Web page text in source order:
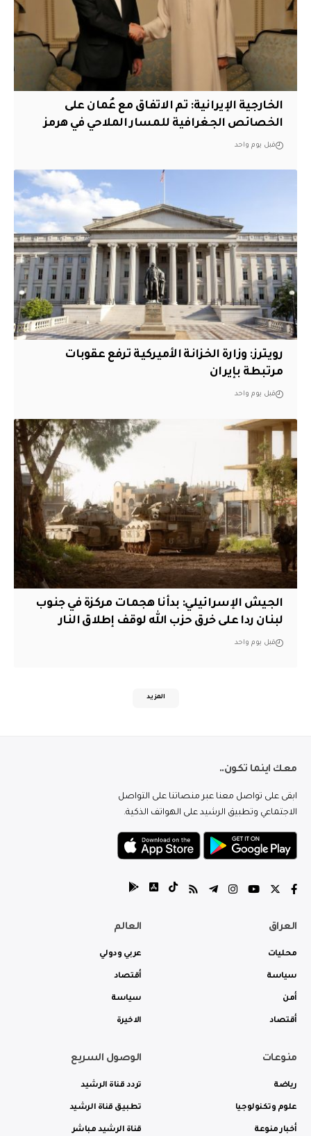
‏الخارجية الإيرانية: تم الاتفاق مع عُمان على
الخصائص الجغرافية للمسار الملاحي في هرمز
قبل يوم واحد
‏رويترز: وزارة الخزانة الأميركية ترفع عقوبات
مرتبطة بإيران
قبل يوم واحد
الجيش الإسرائيلي: بدأنا هجمات مركزة في جنوب
لبنان ردا على خرق حزب الله لوقف إطلاق النار
قبل يوم واحد
المزيد
معك اينما تكون..
ابقى على تواصل معنا عبر منصاتنا على التواصل
الاجتماعي وتطبيق الرشيد على الهواتف الذكية.
العراق
محليات
سياسة
أمن
أقتصاد
العالم
عربي ودولي
أقتصاد
سياسة
الاخيرة
منوعات
رياضة
علوم وتكنولوجيا
أخبار منوعة
الوصول السريع
تردد قناة الرشيد
تطبيق قناة الرشيد
قناة الرشيد مباشر